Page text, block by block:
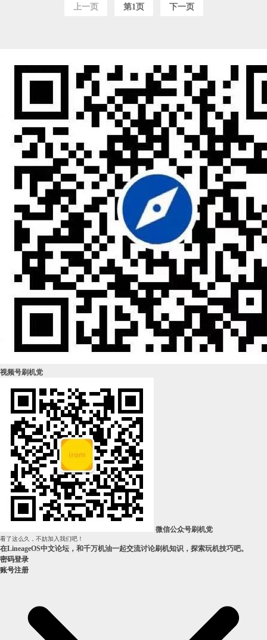
上一页 第1页 下一页
视频号刷机党
微信公众号刷机党
看了这么久，不妨加入我们吧！
在LineageOS中文论坛，和千万机油一起交流讨论刷机知识，探索玩机技巧吧。
密码登录
账号注册